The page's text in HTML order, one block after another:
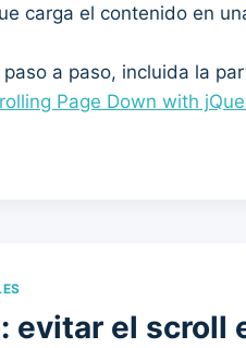
carga el contenido en
a paso, incluida la
Page Down with
evitar el scroll